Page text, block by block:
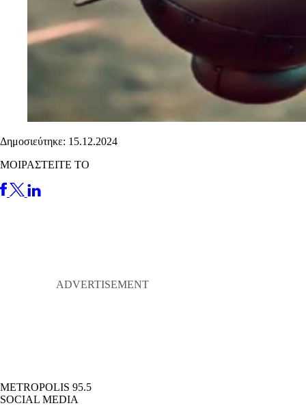
Δημοσιεύτηκε: 15.12.2024
ΜΟΙΡΑΣΤΕΙΤΕ ΤΟ
METROPOLIS 95.5
SOCIAL MEDIA